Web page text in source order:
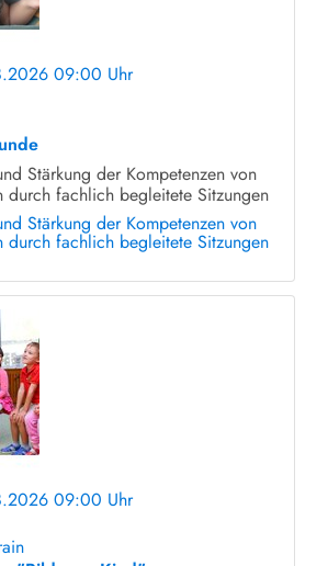
09:00 Uhr
Stärkung der Kompetenzen von
durch fachlich begleitete Sitzungen
Stärkung der Kompetenzen von
durch fachlich begleitete Sitzungen
09:00 Uhr